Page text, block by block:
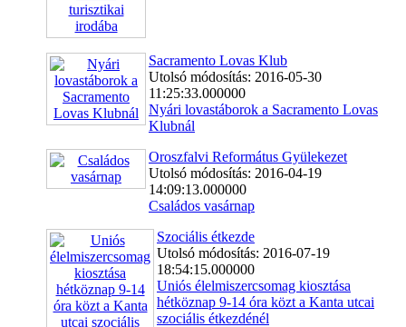
Sacramento Lovas Klub
Utolsó módosítás: 2016-05-30
11:25:33.000000
Nyári lovastáborok a Sacramento Lovas
Klubnál
Oroszfalvi Református Gyülekezet
Utolsó módosítás: 2016-04-19
14:09:13.000000
Családos vasárnap
Szociális étkezde
Utolsó módosítás: 2016-07-19
18:54:15.000000
Uniós élelmiszercsomag kiosztása
hétköznap 9-14 óra közt a Kanta utcai
szociális étkezdénél